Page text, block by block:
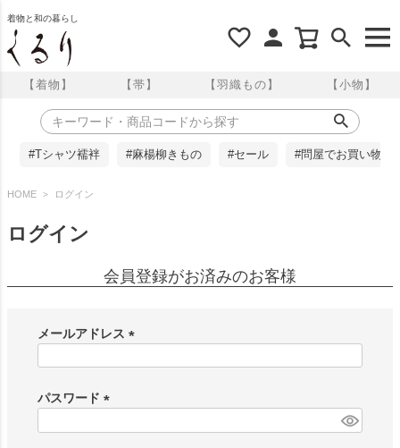
着物と和の暮らし
【着物】 【帯】 【羽織もの】 【小物】
#Tシャツ襦袢 #麻楊柳きもの #セール #問屋でお買い物
HOME ログイン
ログイン
会員登録がお済みのお客様
メールアドレス
)
パスワード